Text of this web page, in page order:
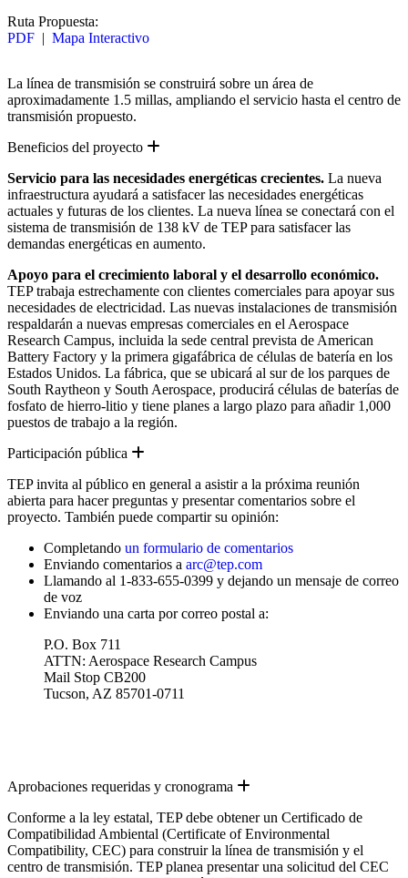
Ruta Propuesta:
PDF | Mapa Interactivo
La línea de transmisión se construirá sobre un área de
aproximadamente 1.5 millas, ampliando el servicio hasta el centro de
transmisión propuesto.
Beneficios del proyecto
Servicio para las necesidades energéticas crecientes. La nueva
infraestructura ayudará a satisfacer las necesidades energéticas
actuales y futuras de los clientes. La nueva línea se conectará con el
sistema de transmisión de 138 kV de TEP para satisfacer las
demandas energéticas en aumento.
Apoyo para el crecimiento laboral y el desarrollo económico.
TEP trabaja estrechamente con clientes comerciales para apoyar sus
necesidades de electricidad. Las nuevas instalaciones de transmisión
respaldarán a nuevas empresas comerciales en el Aerospace
Research Campus, incluida la sede central prevista de American
Battery Factory y la primera gigafábrica de células de batería en los
Estados Unidos. La fábrica, que se ubicará al sur de los parques de
South Raytheon y South Aerospace, producirá células de baterías de
fosfato de hierro-litio y tiene planes a largo plazo para añadir 1,000
puestos de trabajo a la región.
Participación pública
TEP invita al público en general a asistir a la próxima reunión
abierta para hacer preguntas y presentar comentarios sobre el
proyecto. También puede compartir su opinión:
Completando un formulario de comentarios
Enviando comentarios a arc@tep.com
Llamando al 1-833-655-0399 y dejando un mensaje de correo
de voz
Enviando una carta por correo postal a:
P.O. Box 711
ATTN: Aerospace Research Campus
Mail Stop CB200
Tucson, AZ 85701-0711
Aprobaciones requeridas y cronograma
Conforme a la ley estatal, TEP debe obtener un Certificado de
Compatibilidad Ambiental (Certificate of Environmental
Compatibility, CEC) para construir la línea de transmisión y el
centro de transmisión. TEP planea presentar una solicitud del CEC